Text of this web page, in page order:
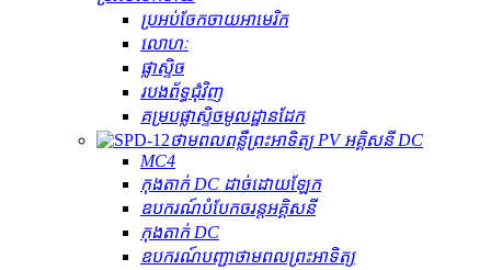
ប្រអប់ចែកចាយអាមេរិក
លោហៈ
ផ្លាស្ទិច
របងព័ទ្ធជុំវិញ
គម្របផ្លាស្ទិចមូលដ្ឋានដែក
ថាមពលពន្លឺព្រះអាទិត្យ PV អគ្គិសនី DC
MC4
កុងតាក់ DC ដាច់ដោយឡែក
ឧបករណ៍បំបែកចរន្តអគ្គិសនី
កុងតាក់ DC
ឧបករណ៍បញ្ជាថាមពលព្រះអាទិត្យ